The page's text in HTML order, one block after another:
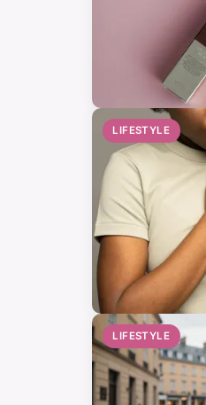
LIFESTYLE
LIFESTYLE